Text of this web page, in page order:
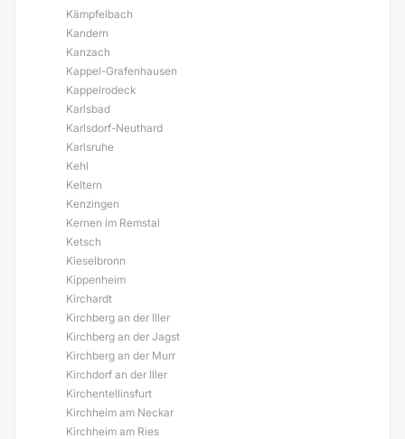
Kämpfelbach
Kandern
Kanzach
Kappel-Grafenhausen
Kappelrodeck
Karlsbad
Karlsdorf-Neuthard
Karlsruhe
Kehl
Keltern
Kenzingen
Kernen im Remstal
Ketsch
Kieselbronn
Kippenheim
Kirchardt
Kirchberg an der Iller
Kirchberg an der Jagst
Kirchberg an der Murr
Kirchdorf an der Iller
Kirchentellinsfurt
Kirchheim am Neckar
Kirchheim am Ries